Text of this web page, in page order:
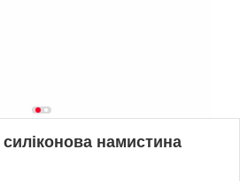
намистина